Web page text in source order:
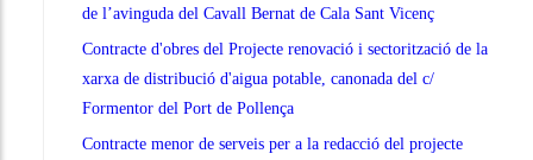
de l’avinguda del Cavall Bernat de Cala Sant Vicenç
Contracte d'obres del Projecte renovació i sectorització de la
xarxa de distribució d'aigua potable, canonada del c/
Formentor del Port de Pollença
Contracte menor de serveis per a la redacció del projecte